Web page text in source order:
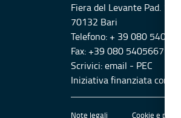
Fiera del Levante Pad.
70132 Bari
Telefono: + 39 080
Fax: +39 080 5405667
Scrivici:email - PEC
Iniziativa finanziata con
Note legali Cookie e privacy